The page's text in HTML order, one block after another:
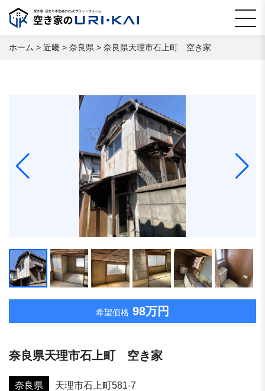
ホーム > 近畿 > 奈良県 > 奈良県天理市石上町 空き家
希望価格 98万円
奈良県天理市石上町 空き家
奈良県 天理市石上町581-7